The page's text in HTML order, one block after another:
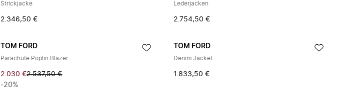
Strickjacke
2.346,50 €
Lederjacken
2.754,50 €
TOM FORD
Parachute Poplin Blazer
2.030 €2.537,50 €
-20%
TOM FORD
Denim Jacket
1.833,50 €